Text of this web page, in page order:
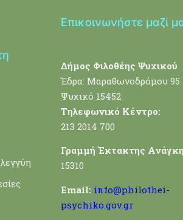
Επικοινωνήστε μαζί
Δήμος Φιλοθέης Ψυχικού
Έδρα: Μαραθωνοδρόμου 95
Ψυχικό 15452
Τηλεφωνικό Κέντρο:
213 2014 700
Γραμμή Έκτακτης
15310
Email: info@philothei-
psychiko.gov.gr